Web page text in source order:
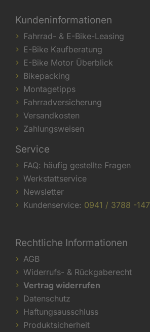
Kundeninformationen
Fahrrad- & E-Bike-Leasing
E-Bike Kaufberatung
E-Bike Motor Überblick
Bikepacking
Montagetipps
Fahrradversicherung
Versandkosten
Zahlungsweisen
Service
FAQ: häufig gestellte Fragen
Werkstattservice
Newsletter
Kundenservice: 0941 / 3788 -147
Rechtliche Informationen
AGB
Widerrufs- & Rückgaberecht
Vertrag widerrufen
Datenschutz
Haftungsausschluss
Produktsicherheit